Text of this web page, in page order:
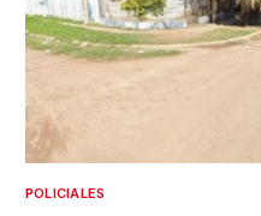
POLICIALES